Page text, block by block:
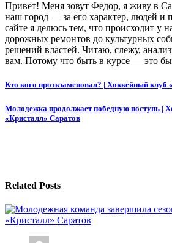
Привет! Меня зовут Федор, я живу в
наш город — за его характер, людей и
сайте я делюсь тем, что происходит у
дорожных ремонтов до культурных
решений властей. Читаю, слежу,
вам. Потому что быть в курсе — это
Навигация
по
записям
Кто кого проэкзаменовал? | Хоккейный клуб
Молодежка продолжает победную поступь |
«Кристалл» Саратов
Related Posts